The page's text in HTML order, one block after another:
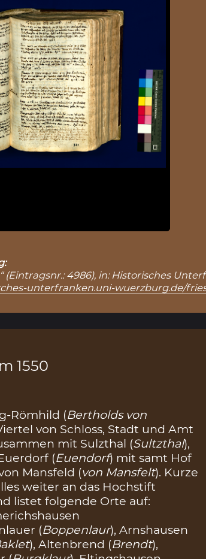
(Eintragsnr.: 4986), in: Historisches
unterfranken.uni-wuerzburg.de/
1550
Römhild (Bertholds von
von Schloss, Stadt und Amt
mit Sulzthal (Sultzthal),
(Euendorf) mit samt Hof
Mansfeld (von Mansfelt). Kurze
weiter an das Hochstift
listet folgende Orte auf:
(Boppenlaur), Arnshausen
), Altenbrend (Brendt),